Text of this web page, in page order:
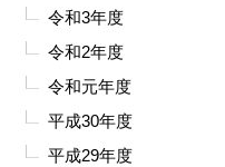
令和3年度
令和2年度
令和元年度
平成30年度
平成29年度